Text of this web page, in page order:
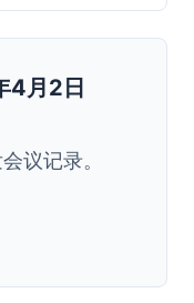
4月2日
议记录。